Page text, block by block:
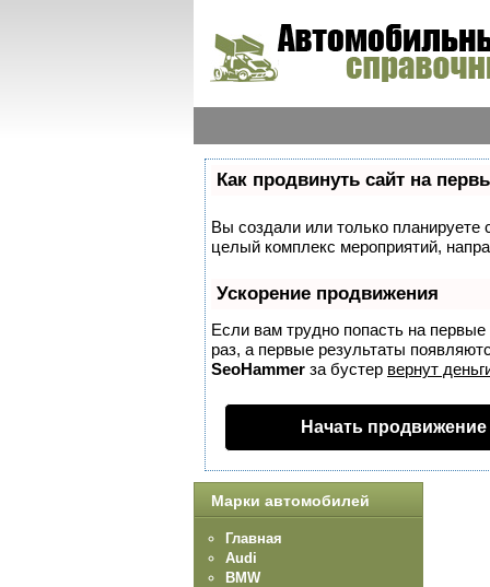
Как продвинуть сайт на
Вы создали или только планируете
целый комплекс мероприятий,
Ускорение продвижения
Если вам трудно попасть на
раз, а первые результаты
SeoHammer за бустер вернут
Начать продвижение
Марки автомобилей
Главная
Audi
BMW